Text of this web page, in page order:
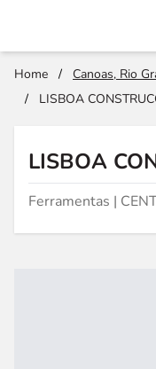
Home / Canoas, Rio
/
LISBOA
LISBOA
Ferramentas |